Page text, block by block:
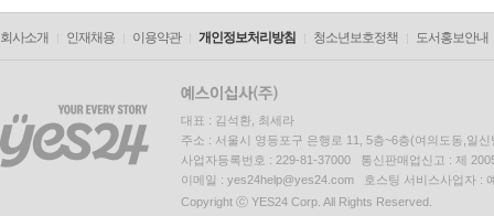
회사소개 인재채용 이용약관 개인정보처리방침 청소년보호정책 도서홍보안내
대표 : 김석환, 최세라
주소 : 서울시 영등포구 은행로 11, 5층~6층(여의도동,일신
사업자등록번호 : 229-81-37000 통신판매업신고 : 제
이메일 : yes24help@yes24.com 호스팅 서비스사업자 :
Copyright ⓒ YES24 Corp. All Rights Reserved.